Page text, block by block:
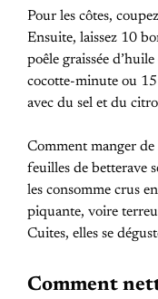
Pour les côtes,
Ensuite, laissez 10
poêle graissée
cocotte-minute ou 15
avec du sel et du
Comment manger de
feuilles de betterave
les consomme crus
piquante, voire
Cuites, elles se
Comment